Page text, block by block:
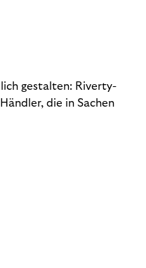
gestalten: Riverty-
die in Sachen